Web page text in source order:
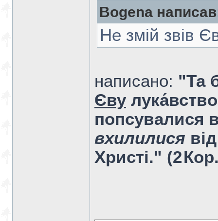
Bogena
Не змій звів
написано: "Та
Єву
попсувалися
вхилилися
Христі." (2